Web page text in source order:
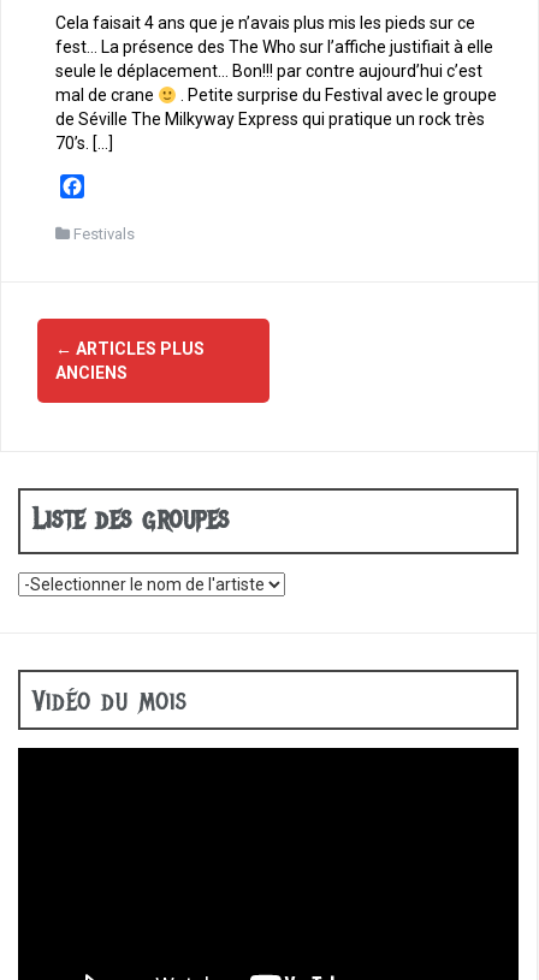
Cela faisait 4 ans que je n’avais plus mis les pieds sur ce
fest… La présence des The Who sur l’affiche justifiait à elle
seule le déplacement… Bon!!! par contre aujourd’hui c’est
mal de crane
. Petite surprise du Festival avec le groupe
de Séville The Milkyway Express qui pratique un rock très
70’s. […]
c
k
Festivals
Navigation
des
articles
← ARTICLES PLUS
ANCIENS
Liste des groupes
Vidéo du mois